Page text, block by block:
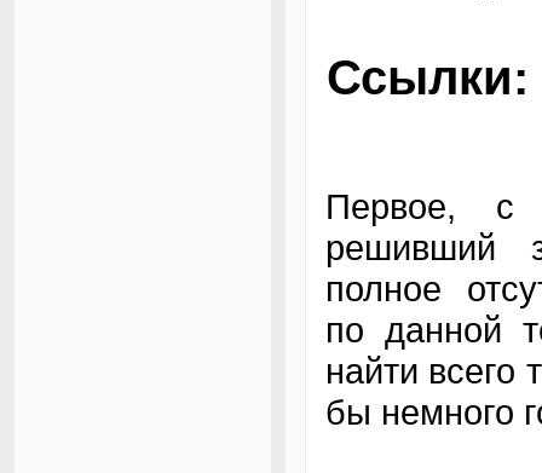
Ссылки:
Первое, с
решивший
полное
по данной
найти всего
бы немного